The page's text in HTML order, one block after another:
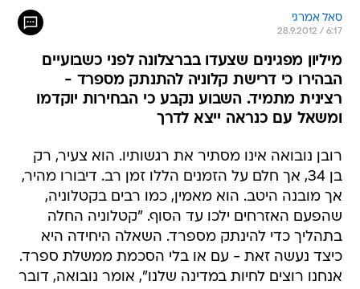
מיליון מפגינים שצעדו בברצלונה לפני כשבועיים
רצינית מתמיד. השבוע נקבע כי הבחירות יוקדמו
ומשאל עם כנראה ייצא לדרך
רובן נובואה אינו מסתיר את רגשותיו. הוא צעיר, רק
אך מובנה היטב. הוא מאמין, כמו רבים בקטלוניה,
שהפעם האזרחים ילכו עד הסוף. "קטלוניה החלה
בתהליך כדי להינתק מספרד. השאלה היחידה היא
כיצד נעשה זאת - עם או בלי הסכמת ממשלת ספרד.
אנחנו רוצים לחיות במדינה שלנו", אומר נובואה, דובר
המפלגה "סולידריות קטלאנית לעצמאות".